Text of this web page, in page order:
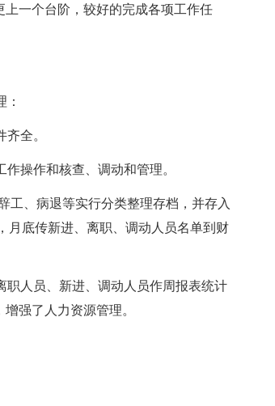
一个台阶，较好的完成各项工作任
全。
操作和核查、调动和管理。
工、病退等实行分类整理存档，并存入
月底传新进、离职、调动人员名单到财
职人员、新进、调动人员作周报表统计
强了人力资源管理。